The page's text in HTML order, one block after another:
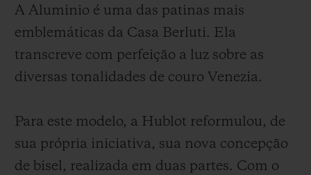
uma técnica de encapsulamento das
tonalidades naturais do couro, de forma a
cristalizá-las no tempo; é uma maneira de
restituir a beleza de modo autêntico e
a fusão perfeita dos dois universos e está
disponível em duas versões. Uma com a
pulseira de couro Venezia patinado
A Aluminio é uma das patinas mais
emblemáticas da Casa Berluti. Ela
transcreve com perfeição a luz sobre as
diversas tonalidades de couro Venezia.
Para este modelo, a Hublot reformulou, de
sua própria iniciativa, sua nova concepção
de bisel, realizada em duas partes. Com o